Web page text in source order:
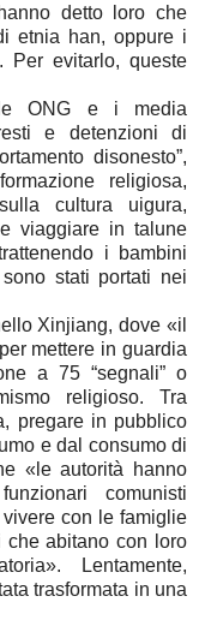
detto loro che
etnia han, oppure i
Per evitarlo, queste
ONG e i media
e detenzioni di
disonesto”,
religiosa,
cultura uigura,
viaggiare in talune
i bambini
stati portati nei
Xinjiang, dove «il
mettere in guardia
a 75 “segnali” o
religioso. Tra
pregare in pubblico
e dal consumo di
«le autorità hanno
comunisti
con le famiglie
che abitano con loro
Lentamente,
trasformata in una